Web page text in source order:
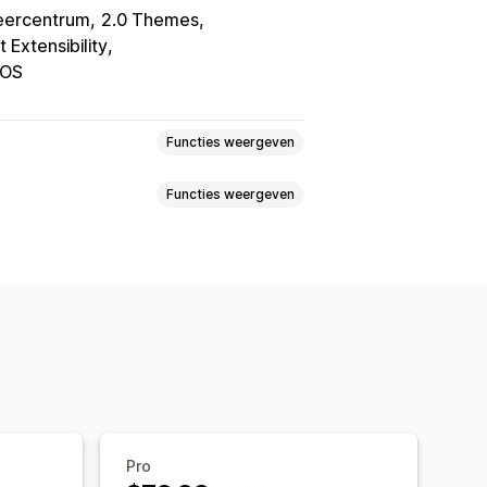
2.0 Themes
Extensibility
Functies weergeven
Functies weergeven
Pro